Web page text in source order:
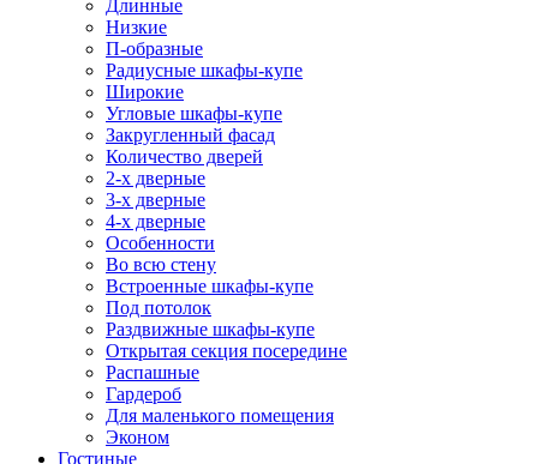
Длинные
Низкие
П-образные
Радиусные шкафы-купе
Широкие
Угловые шкафы-купе
Закругленный фасад
Количество дверей
2-х дверные
3-х дверные
4-х дверные
Особенности
Во всю стену
Встроенные шкафы-купе
Под потолок
Раздвижные шкафы-купе
Открытая секция посередине
Распашные
Гардероб
Для маленького помещения
Эконом
Гостиные